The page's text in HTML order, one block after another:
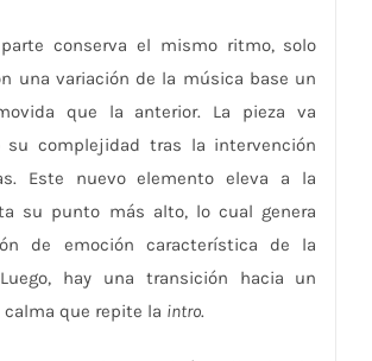
conserva el mismo ritmo, solo
una variación de la música base un
que la anterior. La pieza va
su complejidad tras la intervención
Este nuevo elemento eleva a la
su punto más alto, lo cual genera
de emoción característica de la
hay una transición hacia un
que repite la intro.